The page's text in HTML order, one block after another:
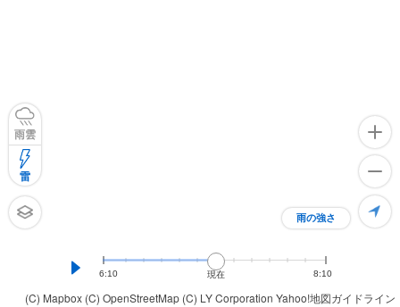
(C) Mapbox (C) OpenStreetMap (C) LY Corporation Yahoo!地図ガイドライン
雨の強さ
雨雲
雷
6:10 現在 8:10